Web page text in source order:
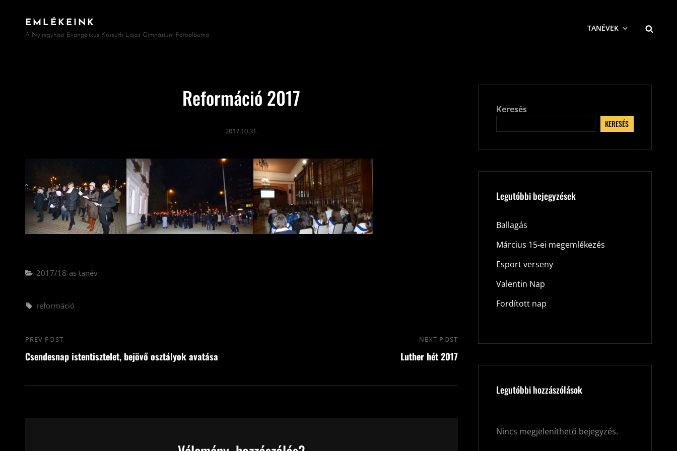
EMLÉKEINK
A Nyíregyházi Evangélikus Kossuth Lajos Gimnázium Fotóalbuma
TANÉVEK
Reformáció 2017
2017.10.31.
Categories
2017/18-as tanév
Tags,
reformáció
Bejegyzés
navigáció
Previous
Post
PREV POST
Csendesnap istentisztelet, bejövő osztályok avatása
Next
Post
NEXT POST
Luther hét 2017
Keresés
KERESÉS
Legutóbbi bejegyzések
Ballagás
Március 15-ei megemlékezés
Esport verseny
Valentin Nap
Fordított nap
Legutóbbi hozzászólások
Nincs megjeleníthető bejegyzés.